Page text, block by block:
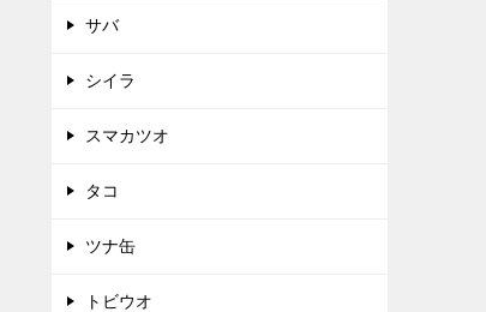
サバ
シイラ
スマカツオ
タコ
ツナ缶
トビウオ